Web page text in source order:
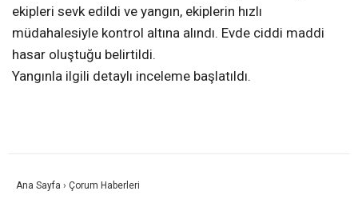
ekipleri sevk edildi ve yangın, ekiplerin hızlı
müdahalesiyle kontrol altına alındı. Evde ciddi maddi
hasar oluştuğu belirtildi.
Yangınla ilgili detaylı inceleme başlatıldı.
Ana Sayfa › Çorum Haberleri